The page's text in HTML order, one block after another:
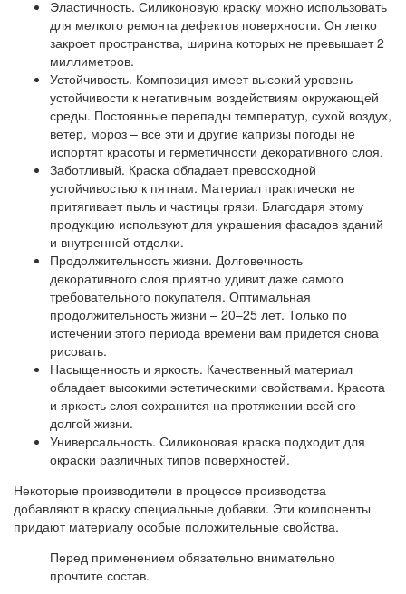
Эластичность. Силиконовую краску можно использовать
для мелкого ремонта дефектов поверхности. Он легко
закроет пространства, ширина которых не превышает 2
миллиметров.
Устойчивость. Композиция имеет высокий уровень
устойчивости к негативным воздействиям окружающей
среды. Постоянные перепады температур, сухой воздух,
ветер, мороз – все эти и другие капризы погоды не
испортят красоты и герметичности декоративного слоя.
Заботливый. Краска обладает превосходной
устойчивостью к пятнам. Материал практически не
притягивает пыль и частицы грязи. Благодаря этому
продукцию используют для украшения фасадов зданий
и внутренней отделки.
Продолжительность жизни. Долговечность
декоративного слоя приятно удивит даже самого
требовательного покупателя. Оптимальная
продолжительность жизни – 20–25 лет. Только по
истечении этого периода времени вам придется снова
рисовать.
Насыщенность и яркость. Качественный материал
обладает высокими эстетическими свойствами. Красота
и яркость слоя сохранится на протяжении всей его
долгой жизни.
Универсальность. Силиконовая краска подходит для
окраски различных типов поверхностей.
Некоторые производители в процессе производства
добавляют в краску специальные добавки. Эти компоненты
придают материалу особые положительные свойства.
Перед применением обязательно внимательно
прочтите состав.